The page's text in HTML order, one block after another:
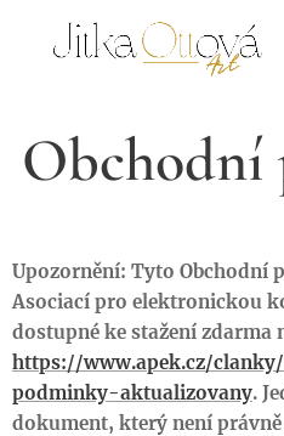
Upozornění: Tyto Obchodní
Asociací pro elektronickou
dostupné ke stažení zdarma
https://www.apek.cz/
podminky-aktualizovany.
dokument, který není právně